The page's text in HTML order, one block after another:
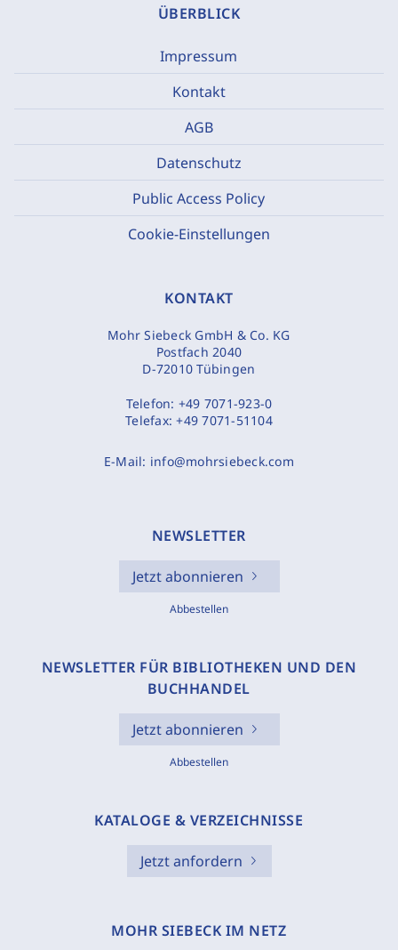
ÜBERBLICK
Impressum
Kontakt
AGB
Datenschutz
Public Access Policy
Cookie-Einstellungen
KONTAKT
Mohr Siebeck GmbH & Co. KG
Postfach 2040
D-72010 Tübingen
Telefon: +49 7071-923-0
Telefax:+49 7071-51104
E-Mail: info@mohrsiebeck.com
NEWSLETTER
Jetzt abonnieren
Abbestellen
NEWSLETTER FÜR BIBLIOTHEKEN UND DEN
BUCHHANDEL
Jetzt abonnieren
Abbestellen
KATALOGE & VERZEICHNISSE
Jetzt anfordern
MOHR SIEBECK IM NETZ